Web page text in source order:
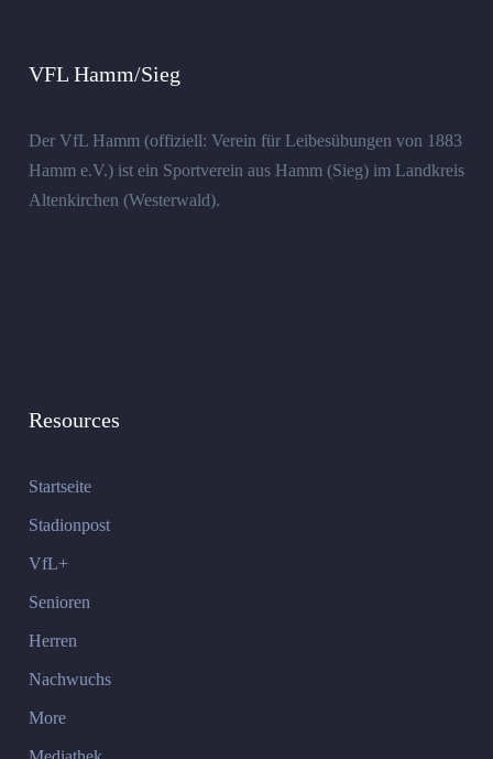
VFL Hamm/Sieg
Der VfL Hamm (offiziell: Verein für Leibesübungen von 1883
Hamm e.V.) ist ein Sportverein aus Hamm (Sieg) im Landkreis
Altenkirchen (Westerwald).
Resources
Startseite
Stadionpost
VfL+
Senioren
Herren
Nachwuchs
More